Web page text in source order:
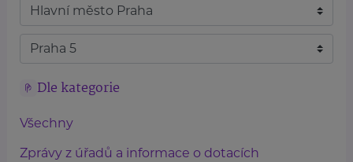
Dle kategorie
Všechny
Zprávy z úřadů a informace o dotacích